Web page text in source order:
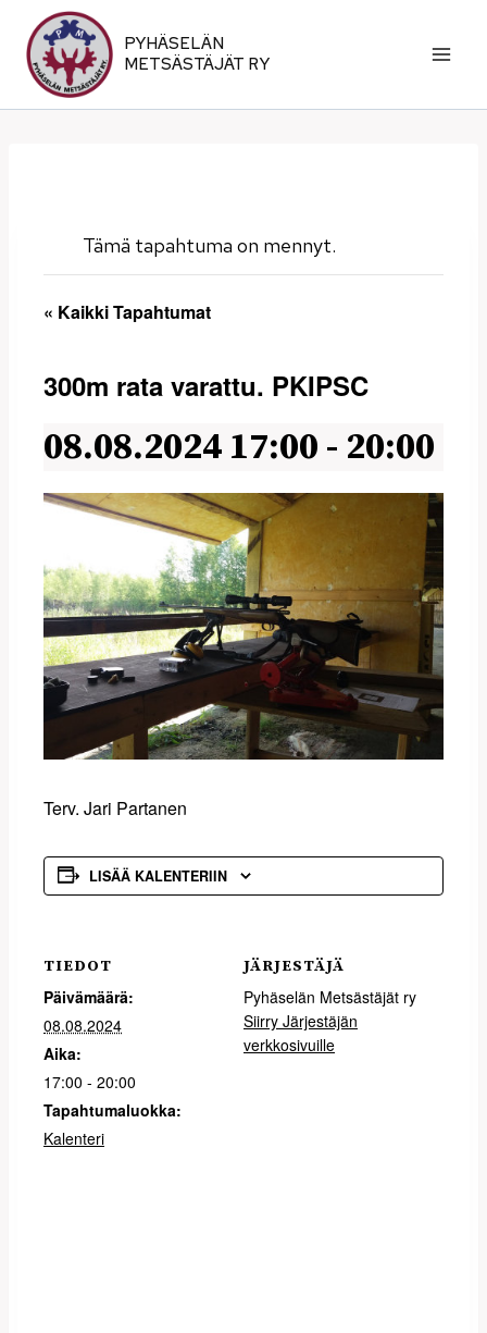
sisältöön
PYHÄSELÄN
METSÄSTÄJÄT RY
Tämä tapahtuma on mennyt.
« Kaikki Tapahtumat
300m rata varattu. PKIPSC
08.08.2024 17:00 - 20:00
Terv. Jari Partanen
LISÄÄ KALENTERIIN
TIEDOT
Päivämäärä:
08.08.2024
Aika:
17:00 - 20:00
Tapahtumaluokka:
Kalenteri
JÄRJESTÄJÄ
Pyhäselän Metsästäjät ry
Siirry Järjestäjän
verkkosivuille